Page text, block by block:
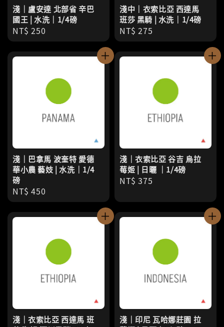
淺｜盧安達 北部省 辛巴
國王 | 水洗｜1/4磅
Regular
price
NT$ 250
淺中｜衣索比亞 西達馬
班莎 黑騎 | 水洗｜1/4磅
Regular
price
NT$ 275
淺｜巴拿馬 波奎特 愛德
華小農 藝妓 | 水洗｜1/4
磅
Regular
price
NT$ 450
淺｜衣索比亞 谷吉 烏拉
莓姬 | 日曬 ｜1/4磅
Regular
NT$ 375
淺｜衣索比亞 西達馬 班
淺｜印尼 瓦哈娜莊園 拉